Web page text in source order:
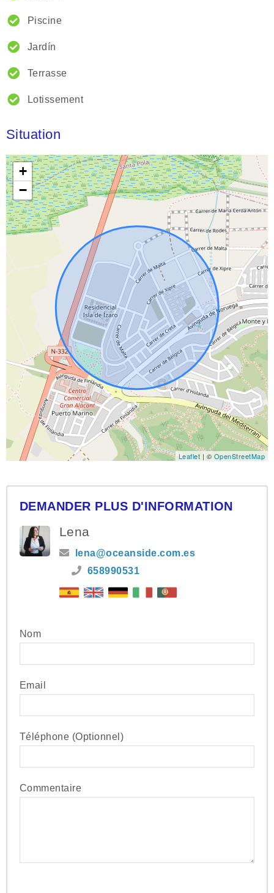
Piscine
Jardín
Terrasse
Lotissement
Situation
+
−
Leaflet | © OpenStreetMap
DEMANDER PLUS D'INFORMATION
Lena
lena@oceanside.com.es
658990531
Nom
Email
Téléphone (Optionnel)
Commentaire